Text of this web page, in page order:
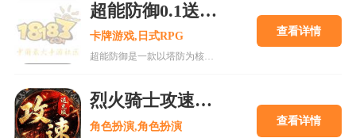
超能防御0.1送千抽满星SS手游
卡牌游戏,日式RPG 查看详情
烈火骑士攻速送充版手游
角色扮演,角色扮演 查看详情